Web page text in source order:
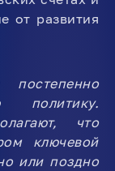
от развития
политику.
что
ключевой
или поздно